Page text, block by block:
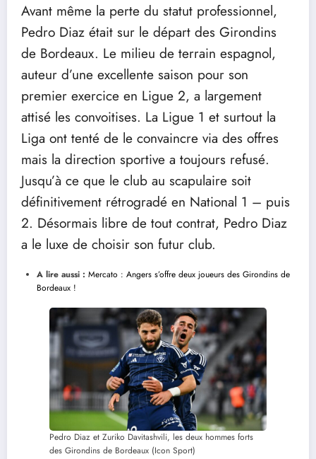
Avant même la perte du statut professionnel,
Pedro Diaz était sur le départ des Girondins
de Bordeaux. Le milieu de terrain espagnol,
auteur d’une excellente saison pour son
premier exercice en Ligue 2, a largement
attisé les convoitises. La Ligue 1 et surtout la
Liga ont tenté de le convaincre via des offres
mais la direction sportive a toujours refusé.
Jusqu’à ce que le club au scapulaire soit
définitivement rétrogradé en National 1 – puis
2. Désormais libre de tout contrat, Pedro Diaz
a le luxe de choisir son futur club.
A lire aussi : Mercato : Angers s’offre deux joueurs des Girondins de
Bordeaux !
Pedro Diaz et Zuriko Davitashvili, les deux hommes forts
des Girondins de Bordeaux (Icon Sport)